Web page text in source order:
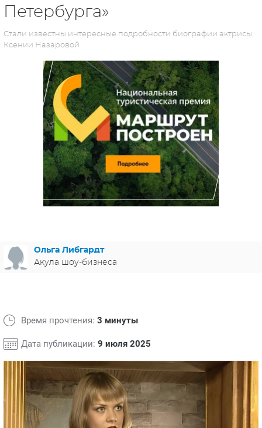
ДЕТЕКТИВЫ
ФАНТАСТИКА
МЕЛОДРАМЫ
УКРАИНА
ЯПОНИЯ
ИСПАНИЯ
ФРАНЦИЯ
ГЕРМАНИЯ
АЗИАТСКИЕ СЕРИАЛЫ
ИНТЕРВЬЮ
СПОЙЛЕРЫ ИЗ СЕРИАЛОВ
Петербурга»
Стали известны интересные подробности биографии актрисы
Ксении Назаровой
Ольга Либгардт
Акула шоу-бизнеса
Время прочтения: 3 минуты
Дата публикации: 9 июля 2025